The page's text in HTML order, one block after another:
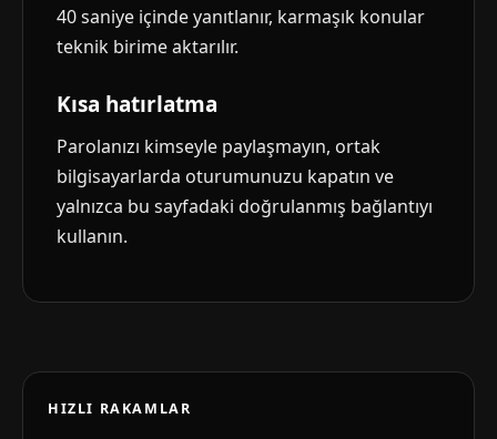
40 saniye içinde yanıtlanır, karmaşık konular
teknik birime aktarılır.
Kısa hatırlatma
Parolanızı kimseyle paylaşmayın, ortak
bilgisayarlarda oturumunuzu kapatın ve
yalnızca bu sayfadaki doğrulanmış bağlantıyı
kullanın.
HIZLI RAKAMLAR